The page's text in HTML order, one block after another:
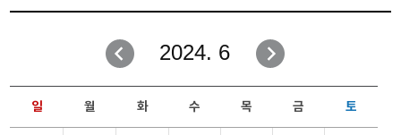
2024. 6
일 월 화 수 목 금 토